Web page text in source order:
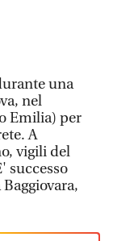
una
nel
Emilia) per
A
vigili del
successo